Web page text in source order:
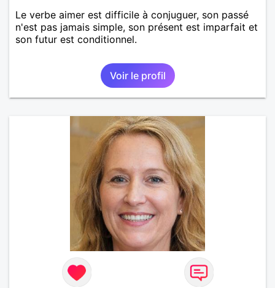
Le verbe aimer est difficile à conjuguer, son passé
n'est pas jamais simple, son présent est imparfait et
son futur est conditionnel.
Voir le profil